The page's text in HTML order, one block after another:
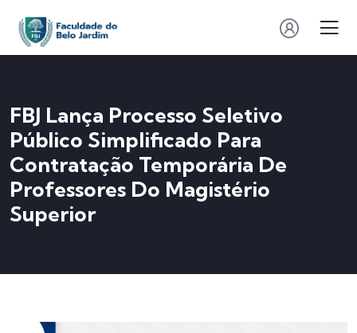
FBJ Lança Processo Seletivo
Público Simplificado Para
Contratação Temporária De
Professores Do Magistério
Superior